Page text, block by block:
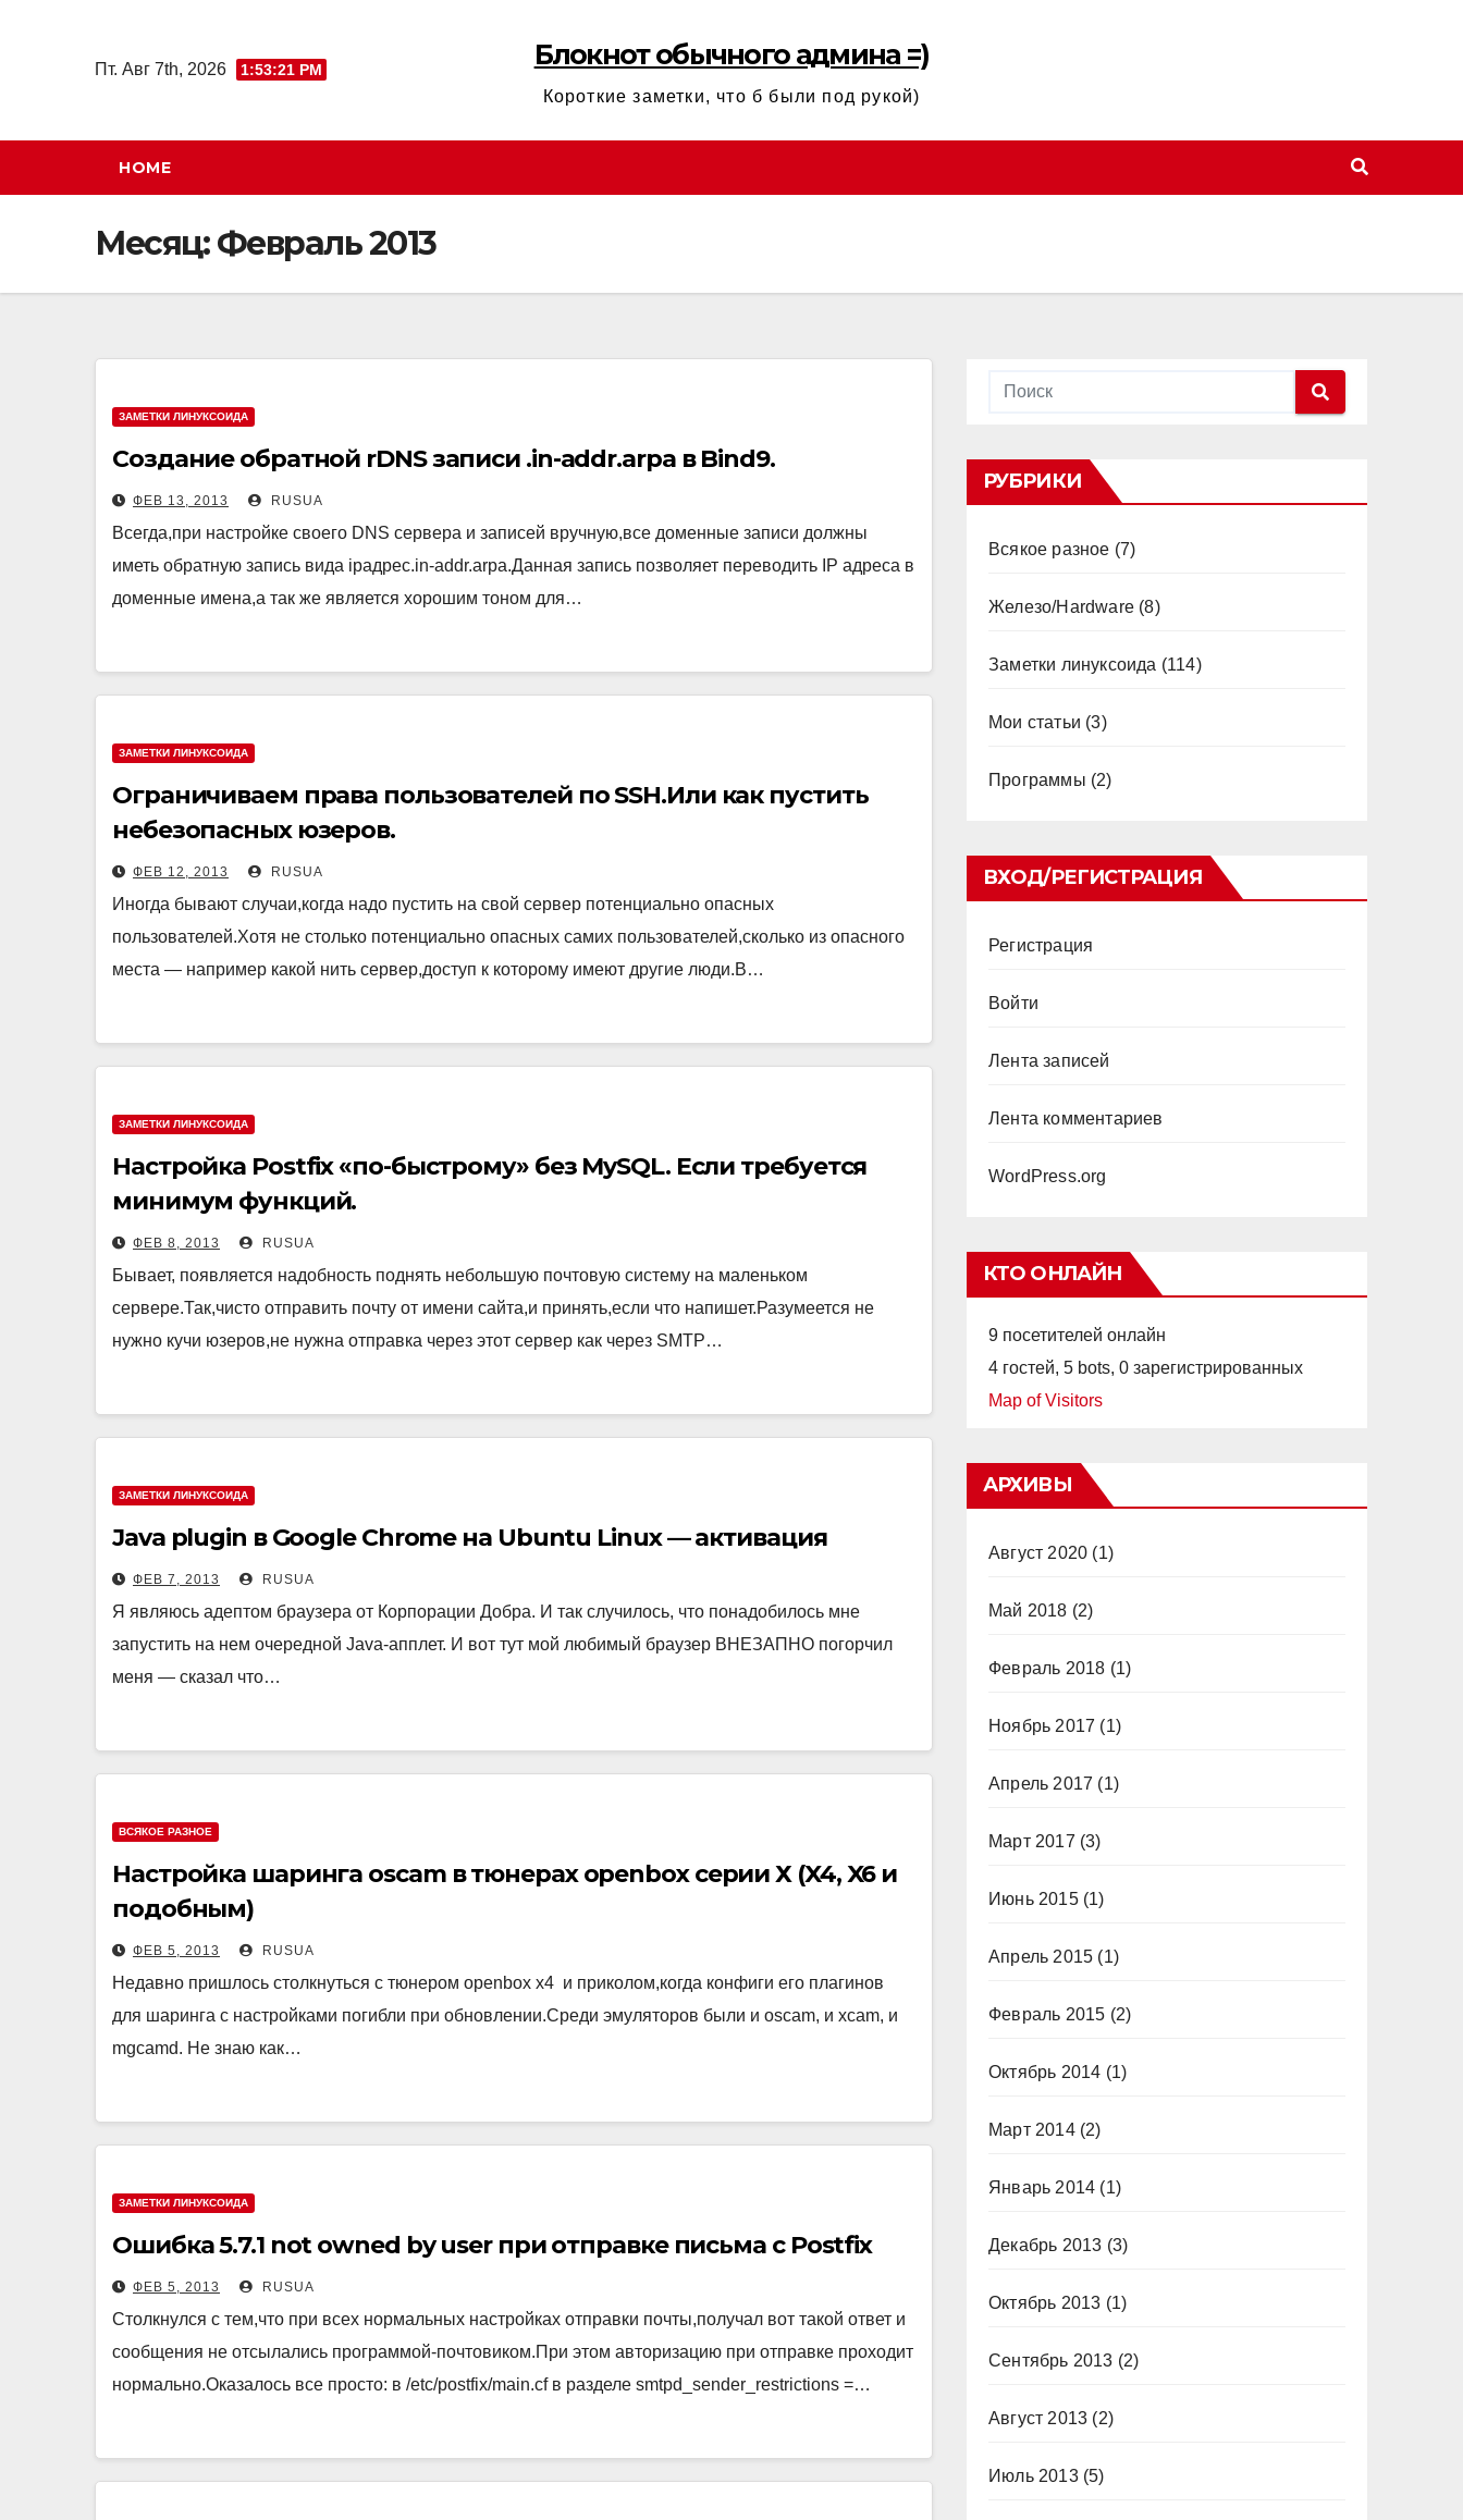
содержимому
Пт. Авг 7th, 2026 1:53:22 PM Блокнот обычного админа =)
Короткие заметки, что б были под рукой)
HOME
Месяц:Февраль 2013
ЗАМЕТКИ ЛИНУКСОИДА
Создание обратной rDNS записи .in-addr.arpa в Bind9.
ФЕВ 13, 2013 RUSUA
Всегда,при настройке своего DNS сервера и записей вручную,все доменные записи должны
иметь обратную запись вида ipадрес.in-addr.arpa.Данная запись позволяет переводить IP адреса в
доменные имена,а так же является хорошим тоном для…
ЗАМЕТКИ ЛИНУКСОИДА
Ограничиваем права пользователей по SSH.Или как пустить
небезопасных юзеров.
ФЕВ 12, 2013 RUSUA
Иногда бывают случаи,когда надо пустить на свой сервер потенциально опасных
пользователей.Хотя не столько потенциально опасных самих пользователей,сколько из опасного
места — например какой нить сервер,доступ к которому имеют другие люди.В…
ЗАМЕТКИ ЛИНУКСОИДА
Настройка Postfix «по-быстрому» без MySQL. Если требуется
минимум функций.
ФЕВ 8, 2013 RUSUA
Бывает, появляется надобность поднять небольшую почтовую систему на маленьком
сервере.Так,чисто отправить почту от имени сайта,и принять,если что напишет.Разумеется не
нужно кучи юзеров,не нужна отправка через этот сервер как через SMTP…
ЗАМЕТКИ ЛИНУКСОИДА
Java plugin в Google Chrome на Ubuntu Linux — активация
ФЕВ 7, 2013 RUSUA
Я являюсь адептом браузера от Корпорации Добра. И так случилось, что понадобилось мне
запустить на нем очередной Java-апплет. И вот тут мой любимый браузер ВНЕЗАПНО погорчил
меня — сказал что…
ВСЯКОЕ РАЗНОЕ
Настройка шаринга oscam в тюнерах openbox серии Х (X4, X6 и
подобным)
ФЕВ 5, 2013 RUSUA
Недавно пришлось столкнуться с тюнером openbox x4 и приколом,когда конфиги его плагинов
для шаринга с настройками погибли при обновлении.Среди эмуляторов были и oscam, и xcam, и
mgcamd. Не знаю как…
ЗАМЕТКИ ЛИНУКСОИДА
Ошибка 5.7.1 not owned by user при отправке письма c Postfix
ФЕВ 5, 2013 RUSUA
Столкнулся с тем,что при всех нормальных настройках отправки почты,получал вот такой ответ и
сообщения не отсылались программой-почтовиком.При этом авторизацию при отправке проходит
нормально.Оказалось все просто: в /etc/postfix/main.cf в разделе smtpd_sender_restrictions =…
РУБРИКИ
Всякое разное (7)
Железо/Hardware (8)
Заметки линуксоида (114)
Мои статьи (3)
Программы (2)
ВХОД/РЕГИСТРАЦИЯ
Регистрация
Войти
Лента записей
Лента комментариев
WordPress.org
КТО ОНЛАЙН
9 посетителей онлайн
4 гостей, 5 bots, 0 зарегистрированных
Map of Visitors
АРХИВЫ
Август 2020 (1)
Май 2018 (2)
Февраль 2018 (1)
Ноябрь 2017 (1)
Апрель 2017 (1)
Март 2017 (3)
Июнь 2015(1)
Апрель 2015 (1)
Февраль 2015 (2)
Октябрь 2014 (1)
Март 2014(2)
Январь 2014 (1)
Декабрь 2013 (3)
Октябрь 2013 (1)
Сентябрь 2013 (2)
Август 2013 (2)
Июль 2013(5)